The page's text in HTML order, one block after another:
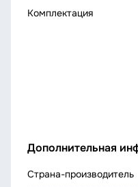
Комплектация
Дополнительная
Страна-производитель